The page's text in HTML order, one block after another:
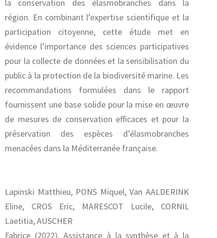
la conservation des élasmobranches dans la
région. En combinant l’expertise scientifique et la
participation citoyenne, cette étude met en
évidence l’importance des sciences participatives
pour la collecte de données et la sensibilisation du
public à la protection de la biodiversité marine. Les
recommandations formulées dans le rapport
fournissent une base solide pour la mise en œuvre
de mesures de conservation efficaces et pour la
préservation des espèces d’élasmobranches
menacées dans la Méditerranée française.
Lapinski Matthieu, PONS Miquel, Van AALDERINK
Eline, CROS Eric, MARESCOT Lucile, CORNIL
Laetitia, AUSCHER
Fabrice (2022). Assistance à la synthèse et à la